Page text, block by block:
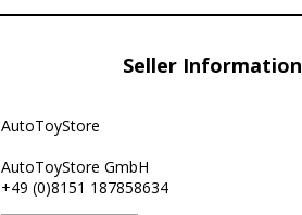
Seller Information
AutoToyStore
AutoToyStore GmbH
+49 (0)8151 187858634